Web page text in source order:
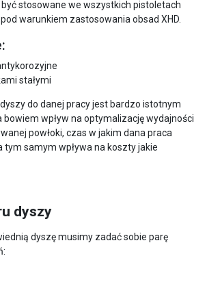
stosowane we wszystkich pistoletach
warunkiem zastosowania obsad XHD.
stałymi
do danej pracy jest bardzo istotnym
wpływ na optymalizację wydajności
powłoki, czas w jakim dana praca
tym samym wpływa na koszty jakie
dyszy
dyszę musimy zadać sobie parę